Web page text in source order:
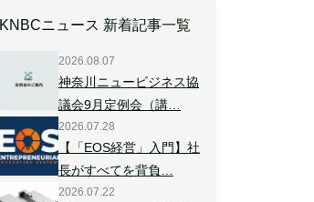
KNBCニュース 新着記事一覧
2026.08.07
神奈川ニュービジネス協
議会9月定例会（講…
2026.07.28
【「EOS経営」入門】社
長がすべてを背負…
2026.07.22